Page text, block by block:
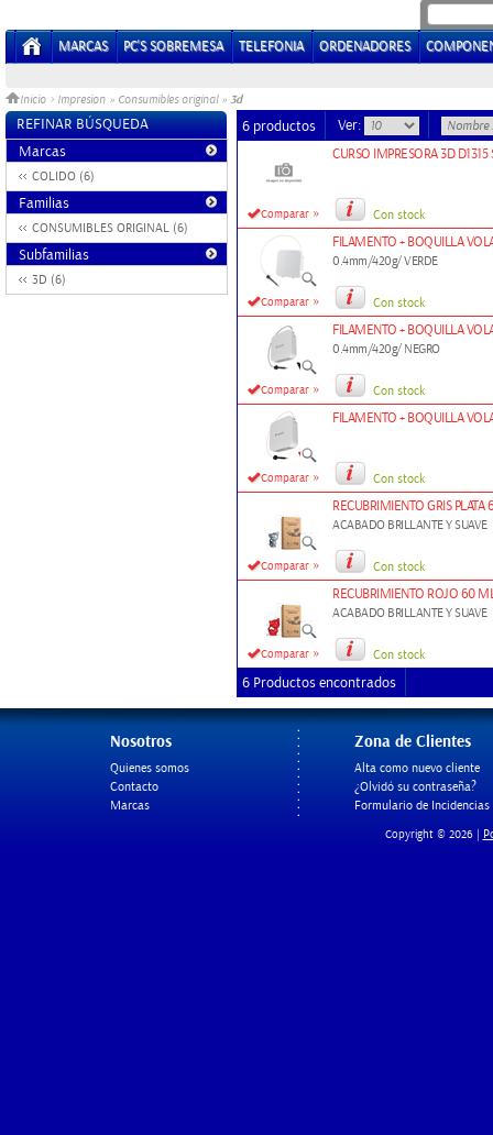
MARCAS PC'S SOBREMESA TELEFONIA ORDENADORES
Inicio > Impresion » Consumibles original» 3d
REFINAR BÚSQUEDA
Marcas
COLIDO (6)
Familias
CONSUMIBLES ORIGINAL (6)
Subfamilias
3D (6)
6 productos Ver:
Comparar »
CURSO IMPRESORA 3D D1315
Con stock
Comparar »
FILAMENTO + BOQUILLA
0.4mm/420g/ VERDE
Con stock
Comparar »
FILAMENTO + BOQUILLA
0.4mm/420g/ NEGRO
Con stock
Comparar »
FILAMENTO + BOQUILLA
Con stock
Comparar »
RECUBRIMIENTO GRIS
ACABADO BRILLANTE Y SUAVE
Con stock
Comparar »
RECUBRIMIENTO ROJO 60
ACABADO BRILLANTE Y SUAVE
Con stock
6 Productos encontrados
Nosotros
Quienes somos
Contacto
Marcas
Zona de Clientes
Alta como nuevo cliente
¿Olvidó su contraseña?
Formulario de Incidencias
Copyright © 2026 |